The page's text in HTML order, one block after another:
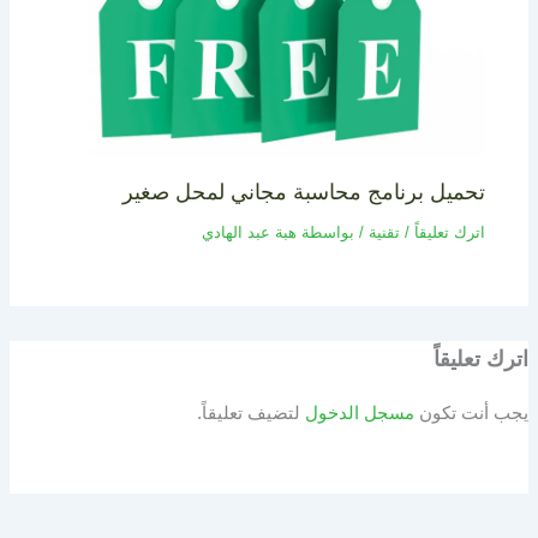
تحميل برنامج محاسبة مجاني لمحل صغير
اترك تعليقاً /تقنية / بواسطة هبة عبد الهادي
اترك تعليقاً
يجب أنت تكون مسجل الدخول لتضيف تعليقاً.